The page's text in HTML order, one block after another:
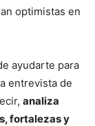
optimistas en
ayudarte para
entrevista de
analiza
fortalezas y